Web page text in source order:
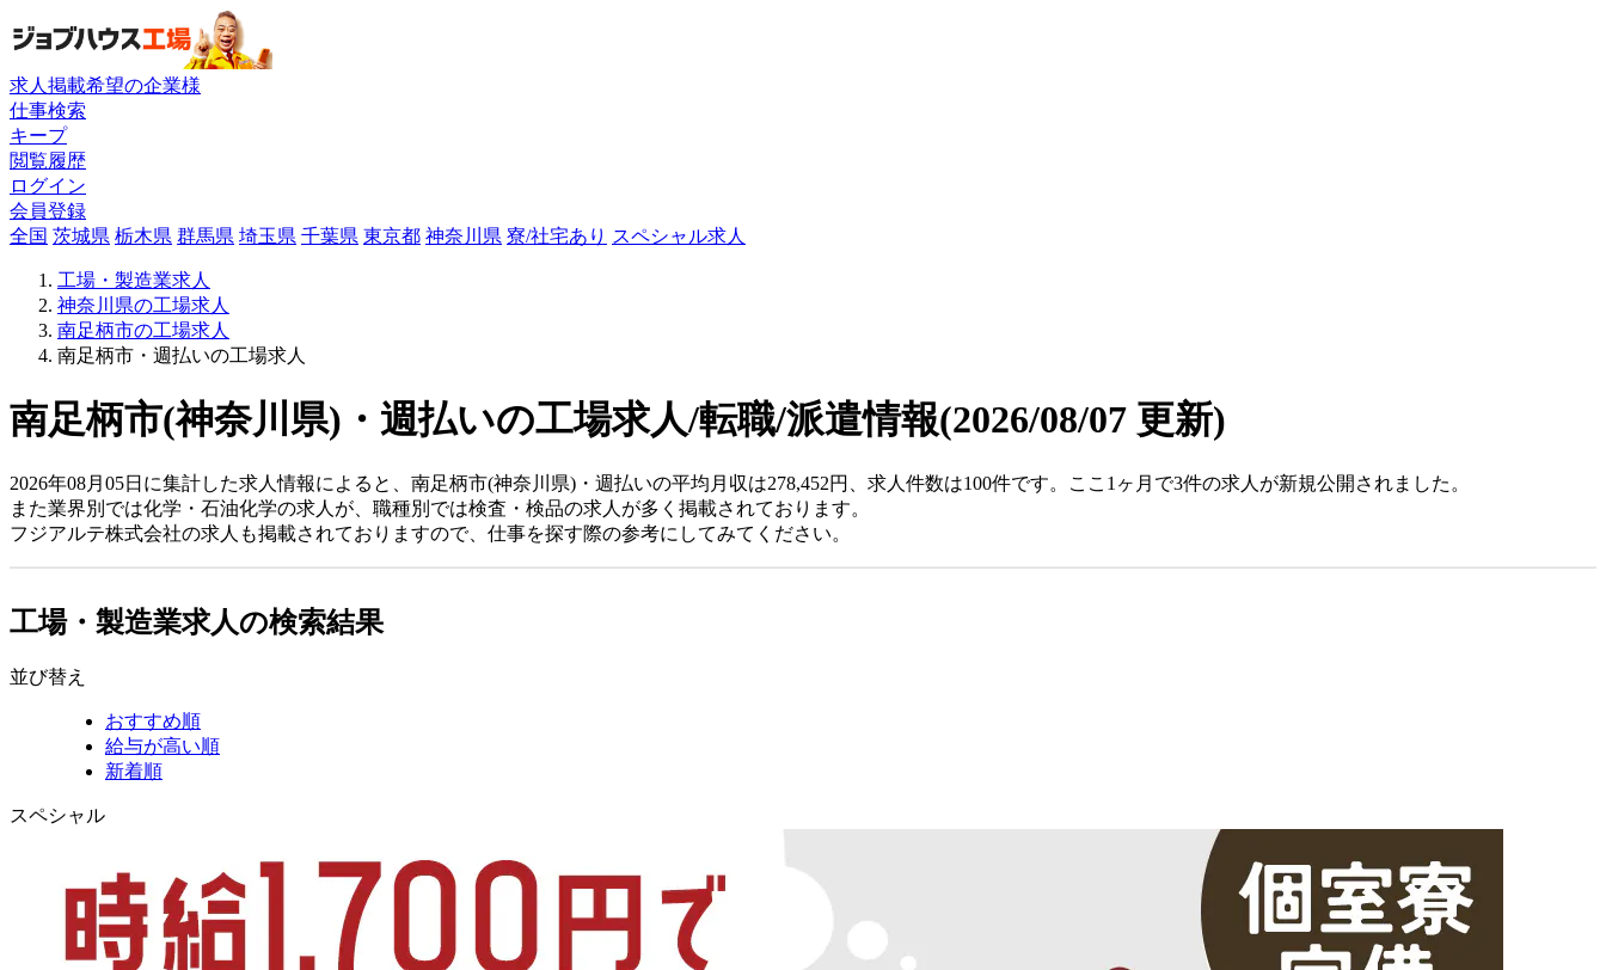
求人掲載希望の企業様
仕事検索
キープ
閲覧履歴
ログイン
会員登録
全国 茨城県 栃木県 群馬県 埼玉県 千葉県 東京都 神奈川県 寮/社宅あり スペシャル求人
工場・製造業求人
神奈川県の工場求人
南足柄市の工場求人
南足柄市・週払いの工場求人
南足柄市(神奈川県)・週払いの工場求人/転職/派遣情報(2026/08/07 更新)
2026年08月05日に集計した求人情報によると、南足柄市(神奈川県)・週払いの平均月収は278,452円、求人件数は100件です。ここ1ヶ月で3件の求人が新規公開されました。
また業界別では化学・石油化学の求人が、職種別では検査・検品の求人が多く掲載されております。
フジアルテ株式会社の求人も掲載されておりますので、仕事を探す際の参考にしてみてください。
工場・製造業求人の検索結果
並び替え
おすすめ順
給与が高い順
新着順
スペシャル